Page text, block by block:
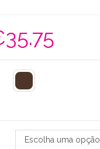
35.75
Escolha uma opção